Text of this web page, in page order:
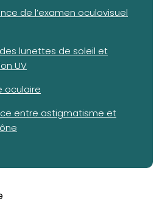
a new tab)
de l’examen oculovisuel
a new tab)
lunettes de soleil et
UV
a new tab)
oculaire
a new tab)
entre astigmatisme et